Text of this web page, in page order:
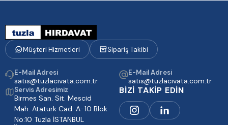
Müşteri Hizmetleri Sipariş Takibi
E-Mail Adresi
satis@tuzlacivata.com.tr
E-Mail Adresi
satis@tuzlacivata.com.tr
Servis Adresimiz
Birmes San. Sit. Mescid
Mah. Ataturk Cad. A-10 Blok
No:10 Tuzla İSTANBUL
BİZİ TAKİP EDİN